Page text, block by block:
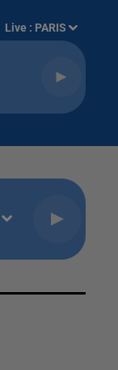
Live : PARIS